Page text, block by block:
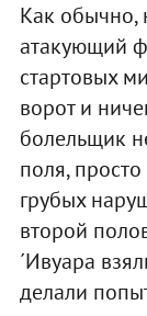
Как обычно,
атакующий
стартовых
ворот и
болельщик
поля,
грубых
второй
´Ивуара
делали